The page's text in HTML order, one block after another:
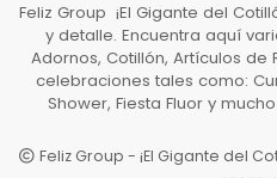
Feliz Group ¡El Gigante del
y detalle. Encuentra aquí
Adornos, Cotillón, Artículos
celebraciones tales como:
Shower, Fiesta Fluor y
Feliz Group - ¡El Gigante del